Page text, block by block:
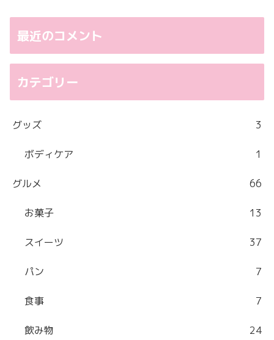
最近のコメント
カテゴリー
グッズ 3
ボディケア 1
グルメ 66
お菓子 13
スイーツ 37
パン 7
食事 7
飲み物 24